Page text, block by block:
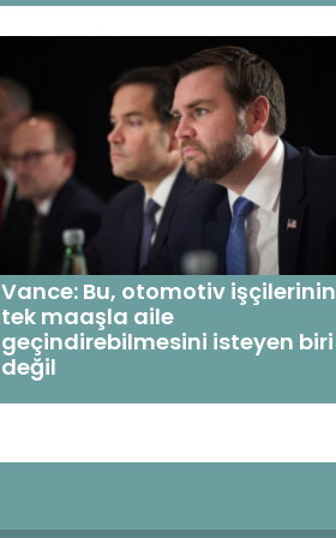
Vance: Bu, otomotiv işçilerinin
tek maaşla aile
geçindirebilmesini isteyen biri
değil